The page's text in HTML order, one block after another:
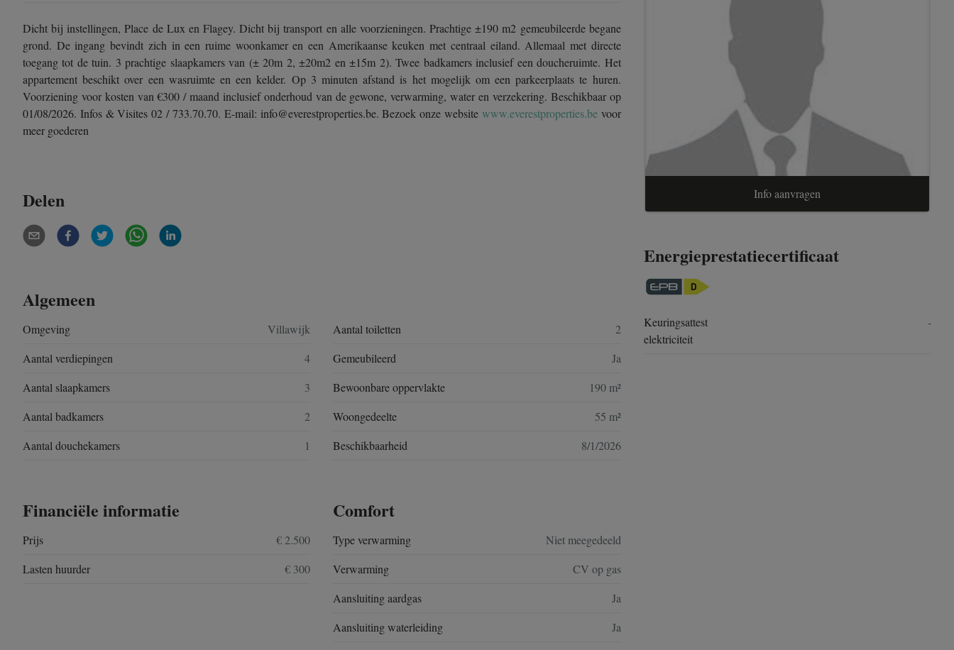
Dicht bij instellingen, Place de Lux en Flagey. Dicht bij transport en alle voorzieningen. Prachtige ±190 m2 gemeubileerde begane
grond. De ingang bevindt zich in een ruime woonkamer en een Amerikaanse keuken met centraal eiland. Allemaal met directe
toegang tot de tuin. 3 prachtige slaapkamers van (± 20m 2, ±20m2 en ±15m 2). Twee badkamers inclusief een doucheruimte. Het
appartement beschikt over een wasruimte en een kelder. Op 3 minuten afstand is het mogelijk om een parkeerplaats te huren.
Voorziening voor kosten van €300 / maand inclusief onderhoud van de gewone, verwarming, water en verzekering. Beschikbaar op
01/08/2026. Infos & Visites 02 / 733.70.70. E-mail: info@everestproperties.be. Bezoek onze website www.everestproperties.bevoor
meer goederen
Delen
Algemeen
Omgeving
Villawijk
Aantal verdiepingen
4
Aantal slaapkamers
3
Aantal badkamers
2
Aantal douchekamers
1
Aantal toiletten
2
Gemeubileerd
Ja
Bewoonbare oppervlakte
190 m²
Woongedeelte
55 m²
Beschikbaarheid
8/1/2026
Financiële informatie
Prijs
€ 2.500
Lasten huurder
€ 300
Comfort
Type verwarming
Niet meegedeeld
Verwarming
CV op gas
Aansluiting aardgas
Ja
Aansluiting waterleiding
Ja
Info aanvragen
Energieprestatiecertificaat
Keuringsattest
elektriciteit
-